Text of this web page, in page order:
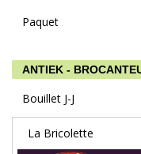
Paquet
ANTIEK -
Bouillet J-J
La Bricolette